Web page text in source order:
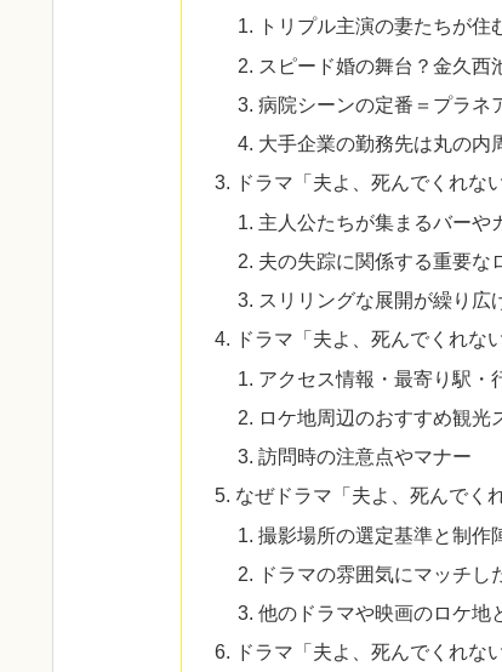
トリプル主演の妻たちが
スピード婚の舞台？金久西
病院シーンの定番＝プラネ
大手企業の勤務先は丸の内
ドラマ「夫よ、死んでくれな
主人公たちが集まるバーや
夫の失踪に関係する重要な
スリリングな展開が繰り広
ドラマ「夫よ、死んでくれな
アクセス情報・最寄り駅・
ロケ地周辺のおすすめ観光
訪問時の注意点やマナー
なぜドラマ「夫よ、死んでく
撮影場所の選定基準と制作
ドラマの雰囲気にマッチし
他のドラマや映画のロケ地
ドラマ「夫よ、死んでくれな